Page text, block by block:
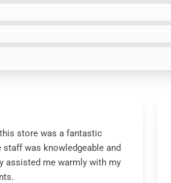
store was a fantastic
staff was knowledgeable and
assisted me warmly with my